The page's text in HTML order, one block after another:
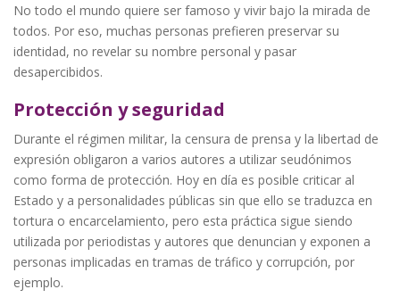
No todo el mundo quiere ser famoso y vivir bajo la mirada de
todos. Por eso, muchas personas prefieren preservar su
identidad, no revelar su nombre personal y pasar
desapercibidos.
Protección y seguridad
Durante el régimen militar, la censura de prensa y la libertad de
expresión obligaron a varios autores a utilizar seudónimos
como forma de protección. Hoy en día es posible criticar al
Estado y a personalidades públicas sin que ello se traduzca en
tortura o encarcelamiento, pero esta práctica sigue siendo
utilizada por periodistas y autores que denuncian y exponen a
personas implicadas en tramas de tráfico y corrupción, por
ejemplo.